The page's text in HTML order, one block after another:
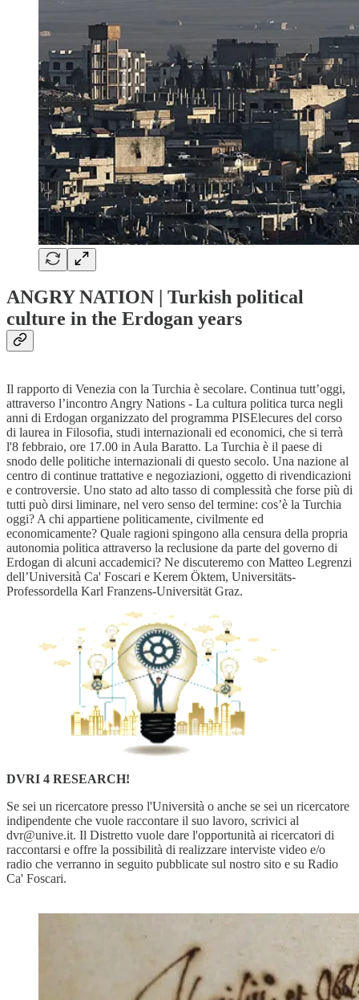
ANGRY NATION | Turkish political
culture in the Erdogan years
Il rapporto di Venezia con la Turchia è secolare. Continua tutt’oggi,
attraverso l’incontro Angry Nations - La cultura politica turca negli
anni di Erdogan organizzato del programma PISElecures del corso
di laurea in Filosofia, studi internazionali ed economici, che si terrà
l'8 febbraio, ore 17.00 in Aula Baratto. La Turchia è il paese di
snodo delle politiche internazionali di questo secolo. Una nazione al
centro di continue trattative e negoziazioni, oggetto di rivendicazioni
e controversie. Uno stato ad alto tasso di complessità che forse più di
tutti può dirsi liminare, nel vero senso del termine: cos’è la Turchia
oggi? A chi appartiene politicamente, civilmente ed
economicamente? Quale ragioni spingono alla censura della propria
autonomia politica attraverso la reclusione da parte del governo di
Erdogan di alcuni accademici? Ne discuteremo con Matteo Legrenzi
dell’Università Ca' Foscari e Kerem Öktem, Universitäts-
Professordella Karl Franzens-Universität Graz.
DVRI 4 RESEARCH!
Se sei un ricercatore presso l'Università o anche se sei un ricercatore
indipendente che vuole raccontare il suo lavoro, scrivici al
dvr@unive.it. Il Distretto vuole dare l'opportunità ai ricercatori di
raccontarsi e offre la possibilità di realizzare interviste video e/o
radio che verranno in seguito pubblicate sul nostro sito e su Radio
Ca' Foscari.